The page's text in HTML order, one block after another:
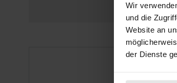
Wir
und die
Website an
der Dienste